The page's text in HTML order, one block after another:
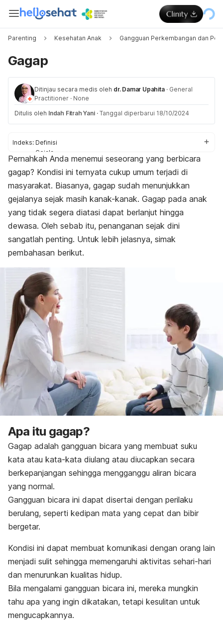
Parenting Kesehatan Anak Gangguan Perkembangan dan
Gagap
Ditinjau secara medis oleh dr. Damar Upahita · General
Practitioner · None
Ditulis oleh Indah Fitrah Yani · Tanggal diperbarui 18/10/2024
Indeks: Definisi
Gejala
Penyebab
Faktor risiko
Diagnosis
Cara bicara
Pernahkah Anda menemui seseorang yang berbicara
gagap? Kondisi ini ternyata cukup umum terjadi di
masyarakat. Biasanya, gagap sudah menunjukkan
gejalanya sejak masih kanak-kanak. Gagap pada anak
yang tidak segera diatasi dapat berlanjut hingga
dewasa. Oleh sebab itu, penanganan sejak dini
sangatlah penting. Untuk lebih jelasnya, simak
pembahasan berikut.
Apa itu gagap?
Gagap adalah gangguan bicara yang membuat suku
kata atau kata-kata diulang atau diucapkan secara
berkepanjangan sehingga mengganggu aliran bicara
yang normal.
Gangguan bicara ini dapat disertai dengan perilaku
berulang, seperti kedipan mata yang cepat dan bibir
bergetar.
Kondisi ini dapat membuat komunikasi dengan orang lain
menjadi sulit sehingga memengaruhi aktivitas sehari-hari
dan menurunkan kualitas hidup.
Bila mengalami gangguan bicara ini, mereka mungkin
tahu apa yang ingin dikatakan, tetapi kesulitan untuk
mengucapkannya.